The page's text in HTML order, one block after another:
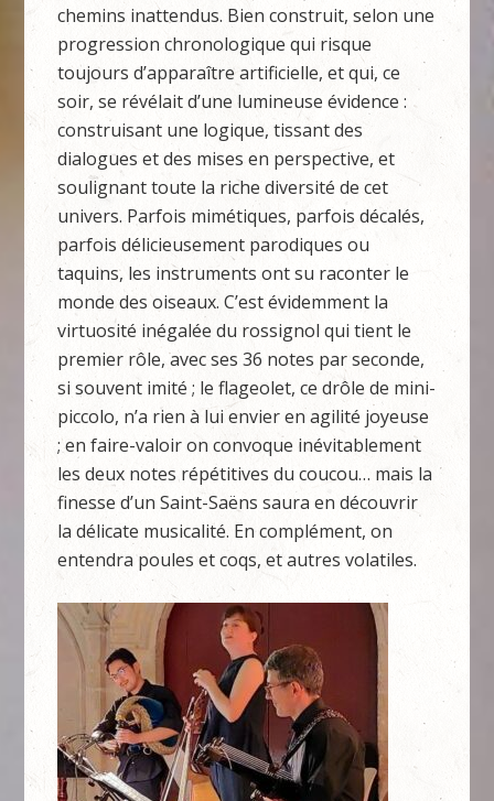
chemins inattendus. Bien construit, selon une
progression chronologique qui risque
toujours d’apparaître artificielle, et qui, ce
soir, se révélait d’une lumineuse évidence :
construisant une logique, tissant des
dialogues et des mises en perspective, et
soulignant toute la riche diversité de cet
univers. Parfois mimétiques, parfois décalés,
parfois délicieusement parodiques ou
taquins, les instruments ont su raconter le
monde des oiseaux. C’est évidemment la
virtuosité inégalée du rossignol qui tient le
premier rôle, avec ses 36 notes par seconde,
si souvent imité ; le flageolet, ce drôle de mini-
piccolo, n’a rien à lui envier en agilité joyeuse
; en faire-valoir on convoque inévitablement
les deux notes répétitives du coucou… mais la
finesse d’un Saint-Saëns saura en découvrir
la délicate musicalité. En complément, on
entendra poules et coqs, et autres volatiles.